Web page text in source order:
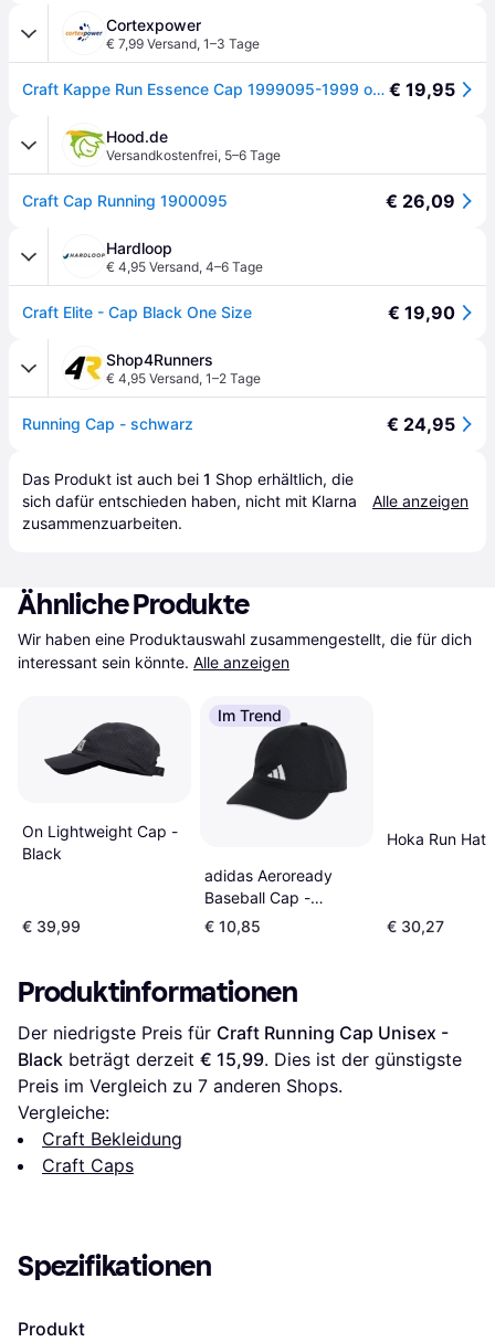
Cortexpower
€ 7,99 Versand, 1–3 Tage
Craft Kappe Run Essence Cap 1999095-1999 one size - Black - One size € 19,95
Hood.de
Versandkostenfrei, 5–6 Tage
Craft Cap Running 1900095 € 26,09
Hardloop
€ 4,95 Versand, 4–6 Tage
Craft Elite - Cap Black One Size € 19,90
Shop4Runners
€ 4,95 Versand, 1–2 Tage
Running Cap - schwarz € 24,95
Das Produkt ist auch bei 1 Shop erhältlich, die
sich dafür entschieden haben, nicht mit Klarna
zusammenzuarbeiten.
Alle anzeigen
Ähnliche Produkte
Wir haben eine Produktauswahl zusammengestellt, die für dich
interessant sein könnte. Alle anzeigen
On Lightweight Cap -
Black
€ 39,99
Im Trend
adidas Aeroready
Baseball Cap -
Schwarz
€ 10,85
Hoka Run Hat
€ 30,27
Produktinformationen
Der niedrigste Preis für Craft Running Cap Unisex -
Black beträgt derzeit € 15,99. Dies ist der günstigste
Preis im Vergleich zu 7 anderen Shops.
Vergleiche:
Craft Bekleidung
Craft Caps
Spezifikationen
Produkt